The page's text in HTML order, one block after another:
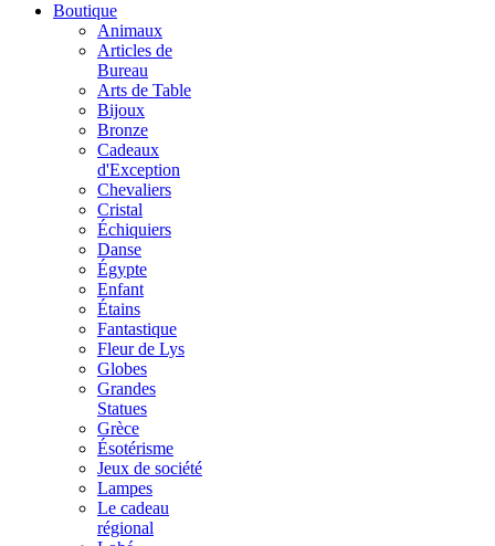
Boutique
Animaux
Articles de
Bureau
Arts de Table
Bijoux
Bronze
Cadeaux
d'Exception
Chevaliers
Cristal
Échiquiers
Danse
Égypte
Enfant
Étains
Fantastique
Fleur de Lys
Globes
Grandes
Statues
Grèce
Ésotérisme
Jeux de société
Lampes
Le cadeau
régional